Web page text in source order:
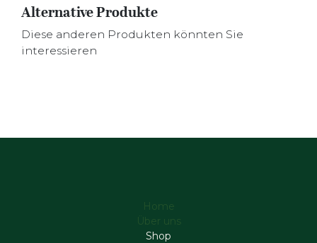
Alternative Produkte
Diese anderen Produkten könnten Sie
interessieren
Home
Über uns
Shop